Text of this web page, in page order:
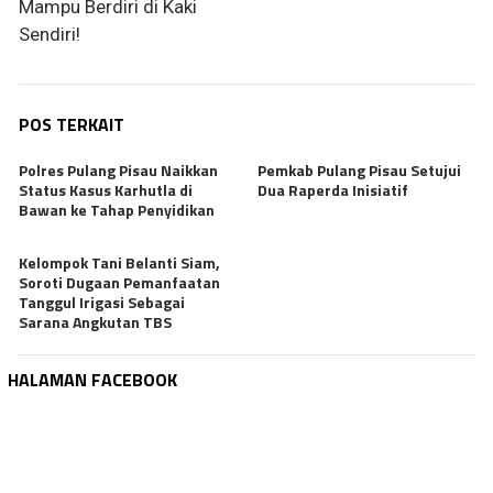
Mampu Berdiri di Kaki
Sendiri!
POS TERKAIT
Polres Pulang Pisau Naikkan
Status Kasus Karhutla di
Bawan ke Tahap Penyidikan
Pemkab Pulang Pisau Setujui
Dua Raperda Inisiatif
Kelompok Tani Belanti Siam,
Soroti Dugaan Pemanfaatan
Tanggul Irigasi Sebagai
Sarana Angkutan TBS
HALAMAN FACEBOOK